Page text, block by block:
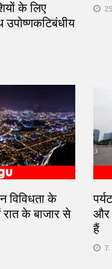
के लिए
विविधता के
रात के बाजार से
और
हैं